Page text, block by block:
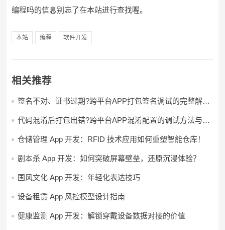
编程吗的信息别忘了在本站进行查找喔。
本站 编程 软件开发
相关推荐
签名不对、证书过期?跨平台APP打包签名调试的完整解决
代码混淆后打包出错?跨平台APP混淆配置的调试方法与避
仓储管理 App 开发：RFID 技术应用如何重塑智能仓库！
剧本杀 App 开发：如何突破屏幕壁垒，还原沉浸体验？
国风文化 App 开发：年轻化表达技巧
设备租赁 App 风控模型设计指南
健康监测 App 开发：解锁穿戴设备数据对接的价值